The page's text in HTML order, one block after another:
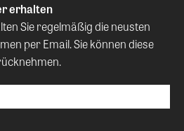
erhalten
Sie regelmäßig die neusten
per Email. Sie können diese